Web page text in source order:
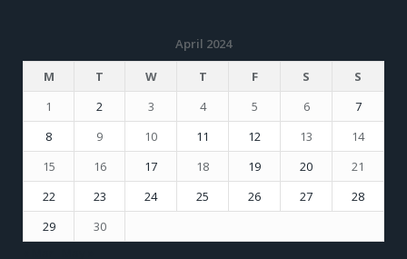
April 2024
M
T W T F S
S
1
2 3 4 5 6
7
8
9 10 11 12 13
14
15
16 17 18 19 20
21
22
23 24 25 26 27
28
29
30